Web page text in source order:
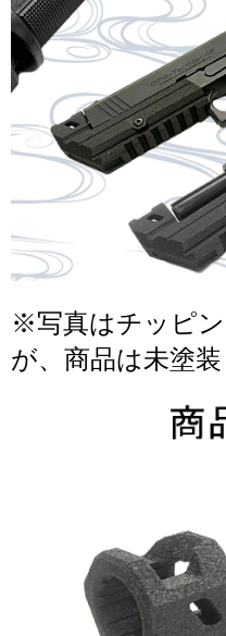
※写真はチッピ
が、商品は未塗